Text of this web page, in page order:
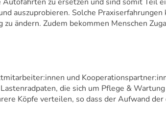
auszuprobieren. Solche
ändern. Zudem bekommen Menschen
und
die sich um Pflege &
Köpfe verteilen, so dass der Aufwand